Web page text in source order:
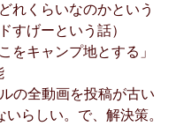
れくらいなのかという
すげーという話）
をキャンプ地とする」
の全動画を投稿が古い
らしい。で、解決策。